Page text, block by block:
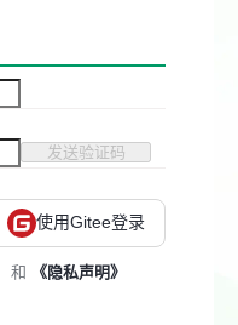
发送验证码
使用Gitee登录
和 《隐私声明》